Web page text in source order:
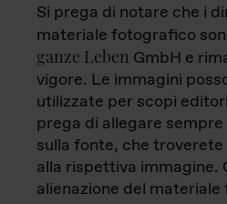
Si prega di notare che i
materiale fotografico
ganze Leben GmbH e
vigore. Le immagini
utilizzate per scopi
prega di allegare
sulla fonte, che
alla rispettiva immagine.
alienazione del